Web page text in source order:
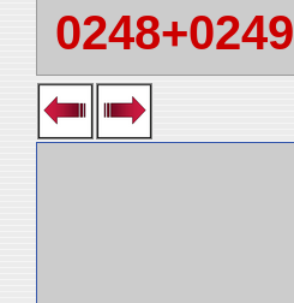
0248+0249